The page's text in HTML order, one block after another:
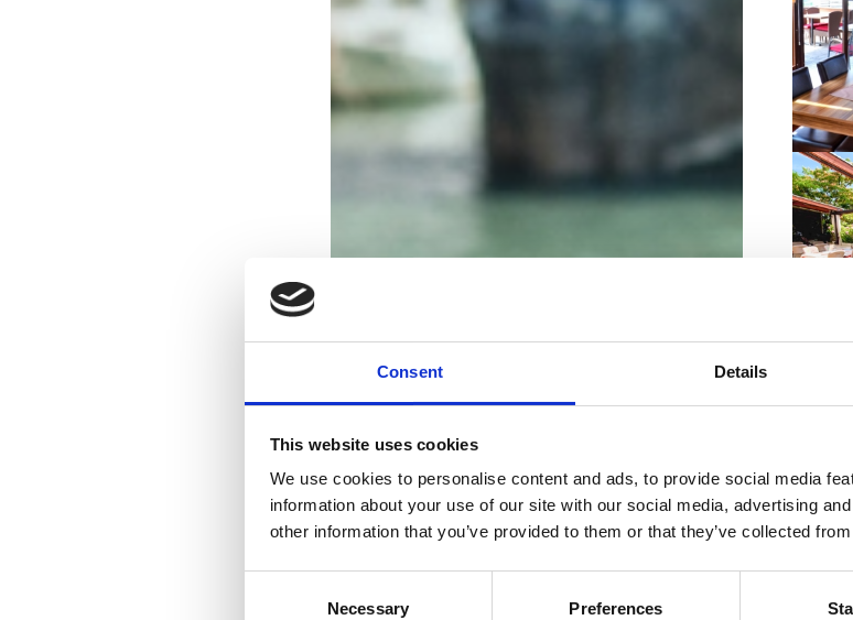
Consent Details
This website uses cookies
We use cookies to personalise content and ads, to provide social media
information about your use of our site with our social media, advertising
other information that you’ve provided to them or that they’ve collected
Necessary Preferences
VIŠE INFORMACIJA
VIŠE INFORMACIJA
VIŠE INFORMACIJA